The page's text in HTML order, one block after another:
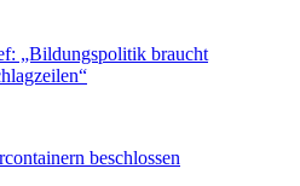
„Bildungspolitik braucht
beschlossen